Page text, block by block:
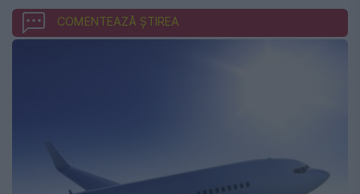
COMENTEAZĂ ȘTIREA